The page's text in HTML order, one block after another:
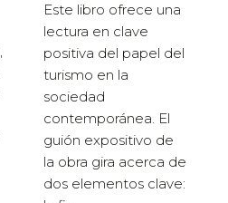
Este libro ofrece una
lectura en clave
positiva del papel del
turismo en la
sociedad
contemporánea. El
guión expositivo de
la obra gira acerca de
dos elementos clave: